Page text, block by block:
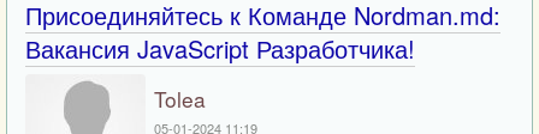
Присоединяйтесь к Команде Nordman.md:
Вакансия JavaScript Разработчика!
Tolea
05-01-2024 11:19